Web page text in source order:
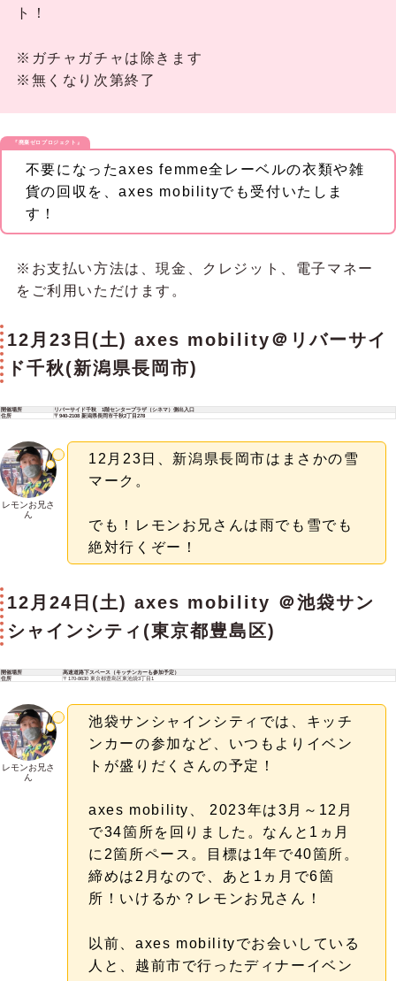
ト！
※ガチャガチャは除きます
※無くなり次第終了
『廃棄ゼロプロジェクト』
不要になったaxes femme全レーベルの衣類や雑
貨の回収を、axes mobilityでも受付いたしま
す！
※お支払い方法は、現金、クレジット、電子マネー
をご利用いただけます。
12月23日(土) axes mobility＠リバーサイ
ド千秋(新潟県長岡市)
開催場所
リバーサイド千秋 1階センタープラザ（シネマ）側出入口
住所
〒940-2108 新潟県長岡市千秋2丁目278
レモンお兄さ
ん
12月23日、新潟県長岡市はまさかの雪
マーク。
でも！レモンお兄さんは雨でも雪でも
絶対行くぞー！
12月24日(土) axes mobility ＠池袋サン
シャインシティ(東京都豊島区)
開催場所
高速道路下スペース（キッチンカーも参加予定）
住所
〒170-8630 東京都豊島区東池袋3丁目1
レモンお兄さ
ん
池袋サンシャインシティでは、キッチ
ンカーの参加など、いつもよりイベン
トが盛りだくさんの予定！
axes mobility、 2023年は3月～12月
で34箇所を回りました。なんと1ヵ月
に2箇所ペース。目標は1年で40箇所。
締めは2月なので、あと1ヵ月で6箇
所！いけるか？レモンお兄さん！
以前、axes mobilityでお会いしている
人と、越前市で行ったディナーイベン